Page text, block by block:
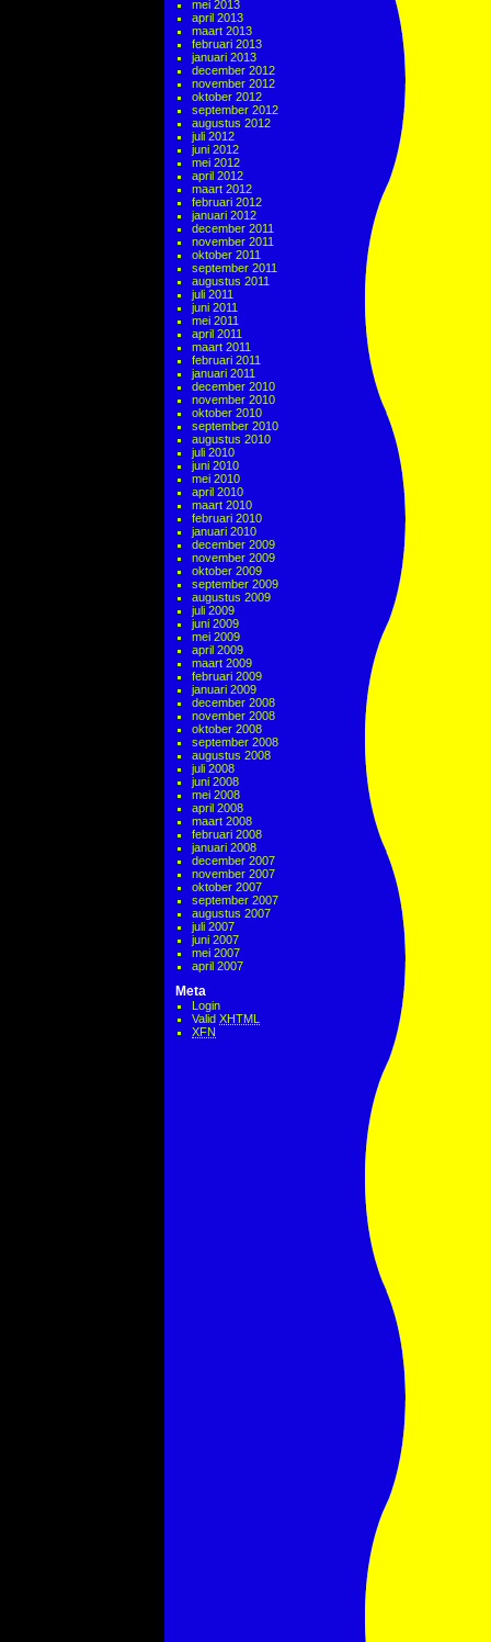
mei 2013
april 2013
maart 2013
februari 2013
januari 2013
december 2012
november 2012
oktober 2012
september 2012
augustus 2012
juli 2012
juni 2012
mei 2012
april 2012
maart 2012
februari 2012
januari 2012
december 2011
november 2011
oktober 2011
september 2011
augustus 2011
juli 2011
juni 2011
mei 2011
april 2011
maart 2011
februari 2011
januari 2011
december 2010
november 2010
oktober 2010
september 2010
augustus 2010
juli 2010
juni 2010
mei 2010
april 2010
maart 2010
februari 2010
januari 2010
december 2009
november 2009
oktober 2009
september 2009
augustus 2009
juli 2009
juni 2009
mei 2009
april 2009
maart 2009
februari 2009
januari 2009
december 2008
november 2008
oktober 2008
september 2008
augustus 2008
juli 2008
juni 2008
mei 2008
april 2008
maart 2008
februari 2008
januari 2008
december 2007
november 2007
oktober 2007
september 2007
augustus 2007
juli 2007
juni 2007
mei 2007
april 2007
Meta
Login
Valid XHTML
XFN